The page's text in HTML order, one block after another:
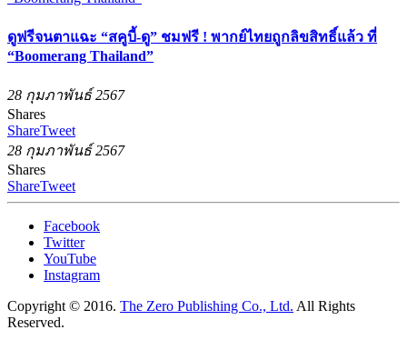
ดูฟรีจนตาแฉะ “สคูบี้-ดู” ชมฟรี ! พากย์ไทยถูกลิขสิทธิ์แล้ว ที่
“Boomerang Thailand”
28 กุมภาพันธ์ 2567
Shares
ShareTweet
28 กุมภาพันธ์ 2567
Shares
ShareTweet
Facebook
Twitter
YouTube
Instagram
Copyright © 2016. The Zero Publishing Co., Ltd. All Rights
Reserved.